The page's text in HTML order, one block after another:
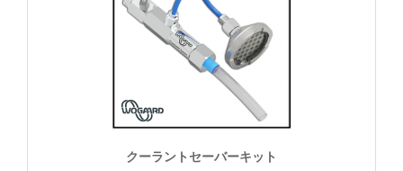
クーラントセーバーキット